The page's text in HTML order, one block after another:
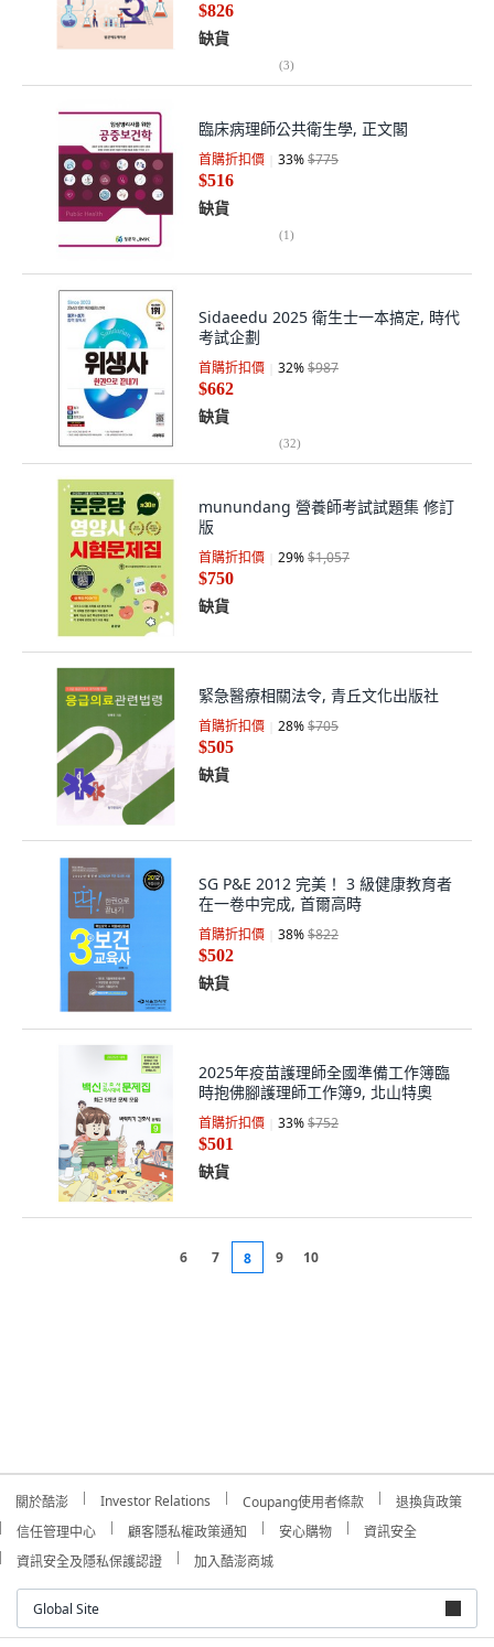
$826
缺貨
(3)
臨床病理師公共衛生學, 正文閣
首購折扣價 33%$775
$516
缺貨
(1)
Sidaeedu 2025 衛生士一本搞定, 時代
考試企劃
首購折扣價 32%$987
$662
缺貨
(32)
munundang 營養師考試試題集 修訂
版
首購折扣價 29%$1,057
$750
缺貨
緊急醫療相關法令, 青丘文化出版社
首購折扣價 28%$705
$505
缺貨
SG P&E 2012 完美！ 3 級健康教育者
在一卷中完成, 首爾高時
首購折扣價 38%$822
$502
缺貨
2025年疫苗護理師全國準備工作簿臨
時抱佛腳護理師工作簿9, 北山特奧
首購折扣價 33%$752
$501
缺貨
6 7 8 9 10
關於酷澎 Investor Relations Coupang使用者條款
退換貨政策
信任管理中心
顧客隱私權政策通知 安心購物
資訊安全
資訊安全及隱私保護認證
加入酷澎商城
Global Site